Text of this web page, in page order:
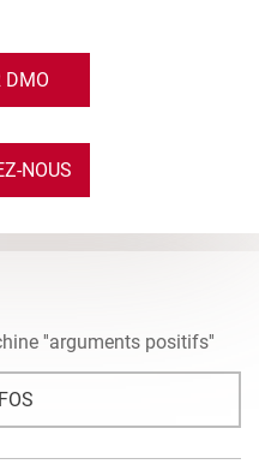
DMO
NOUS
''arguments positifs''